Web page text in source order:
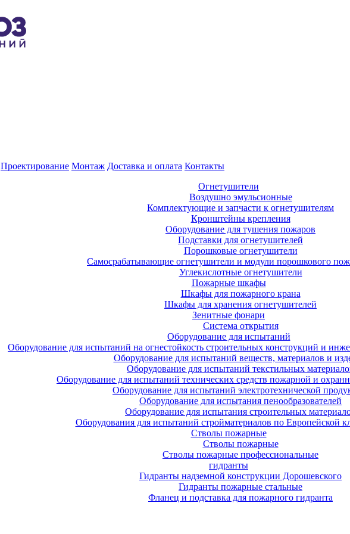
Проектирование Монтаж Доставка и оплата Контакты
Огнетушители
Воздушно эмульсионные
Комплектующие и запчасти к огнетушителям
Кронштейны крепления
Оборудование для тушения пожаров
Подставки для огнетушителей
Порошковые огнетушители
Самосрабатывающие огнетушители и модули порошкового
Углекислотные огнетушители
Пожарные шкафы
Шкафы для пожарного крана
Шкафы для хранения огнетушителей
Зенитные фонари
Система открытия
Оборудование для испытаний
Оборудование для испытаний на огнестойкость строительных конструкций и
Оборудование для испытаний веществ, материалов и
Оборудование для испытаний текстильных
Оборудование для испытаний технических средств пожарной и
Оборудование для испытаний электротехнической
Оборудование для испытания пенообразователей
Оборудование для испытания строительных
Оборудования для испытаний стройматериалов по Европейской
Стволы пожарные
Стволы пожарные
Стволы пожарные профессиональные
гидранты
Гидранты надземной конструкции Дорошевского
Гидранты пожарные стальные
Фланец и подставка для пожарного гидранта